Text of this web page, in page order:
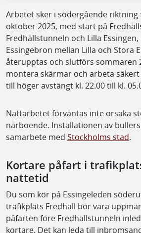
Arbetet sker i södergående riktning
oktober 2025, med start på
Fredhällstunneln och Lilla
Essingebron mellan Lilla och Stora
återupptas och slutförs sommaren
montera skärmar och arbeta
till höger avstängt kl. 22.00 till kl.
Nattarbetet förväntas inte orsaka
närboende. Installationen av
samarbete med Stockholms stad.
Kortare påfart i
nattetid
Du som kör på Essingeleden
trafikplats Fredhäll bör vara
påfarten före Fredhällstunneln
kortare. Det kan leda till